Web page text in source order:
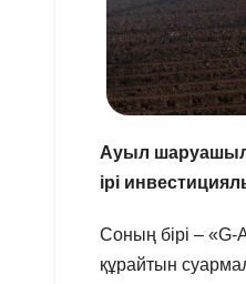
Ауыл
ірі
Соның бірі – «G-
құрайтын